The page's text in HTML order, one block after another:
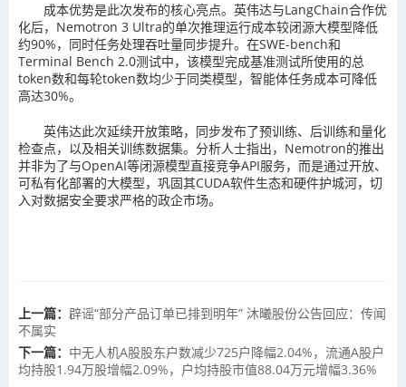
成本优势是此次发布的核心亮点。英伟达与LangChain合作优
化后，Nemotron 3 Ultra的单次推理运行成本较闭源大模型降低
约90%，同时任务处理吞吐量同步提升。在SWE-bench和
Terminal Bench 2.0测试中，该模型完成基准测试所使用的总
token数和每轮token数均少于同类模型，智能体任务成本可降低
高达30%。
英伟达此次延续开放策略，同步发布了预训练、后训练和量化
检查点，以及相关训练数据集。分析人士指出，Nemotron的推出
并非为了与OpenAI等闭源模型直接竞争API服务，而是通过开放、
可私有化部署的大模型，巩固其CUDA软件生态和硬件护城河，切
入对数据安全要求严格的政企市场。
上一篇： 辟谣“部分产品订单已排到明年” 沐曦股份公告回应：传闻
不属实
下一篇： 中无人机A股股东户数减少725户降幅2.04%，流通A股户
均持股1.94万股增幅2.09%，户均持股市值88.04万元增幅3.36%